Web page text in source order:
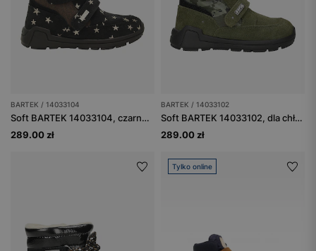
BARTEK / 14033104
Soft BARTEK 14033104, czarno-brązowy
289.00 zł
BARTEK / 14033102
Soft BARTEK 14033102, dla chłopców, zielony
289.00 zł
Tylko online